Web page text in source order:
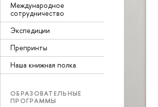
Международное
сотрудничество
Экспедиции
Препринты
Наша книжная полка
ОБРАЗОВАТЕЛЬНЫЕ
ПРОГРАММЫ